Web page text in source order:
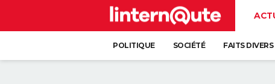
POLITIQUE SOCIÉTÉ FAITS DIVERS